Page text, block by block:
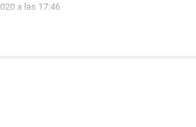
a las 17:46